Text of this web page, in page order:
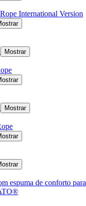
International Version
Mostrar
Mostrar
espuma de conforto